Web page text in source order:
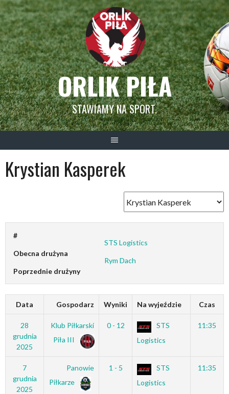
Skip
to
content
ORLIK PIŁA
STAWIAMY NA SPORT.
Krystian Kasperek
#
Obecna drużyna
STS Logistics
Poprzednie drużyny
Rym Dach
Data Gospodarz Wyniki Na wyjeździe Czas
28
grudnia
2025
Klub Piłkarski
Piła III
0 - 12
STS
Logistics
11:35
7
grudnia
2025
Panowie
Piłkarze
1 - 5
STS
Logistics
11:35